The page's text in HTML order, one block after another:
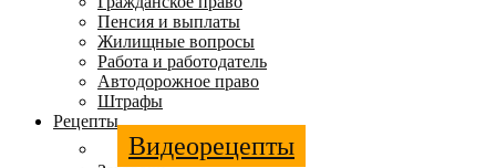
Пенсия и выплаты
Жилищные вопросы
Работа и работодатель
Автодорожное право
Штрафы
Рецепты
Видеорецепты